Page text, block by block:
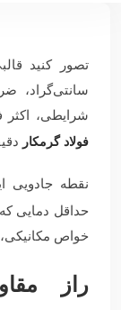
سانتی‌گراد،
شرایطی، اکثر
فولاد گرمکار
نقطه جادویی
حداقل دمایی
خواص مکانیکی،
راز